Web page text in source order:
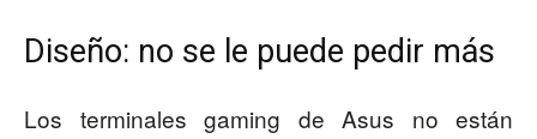
Diseño: no se le puede pedir más
Los terminales gaming de Asus no están